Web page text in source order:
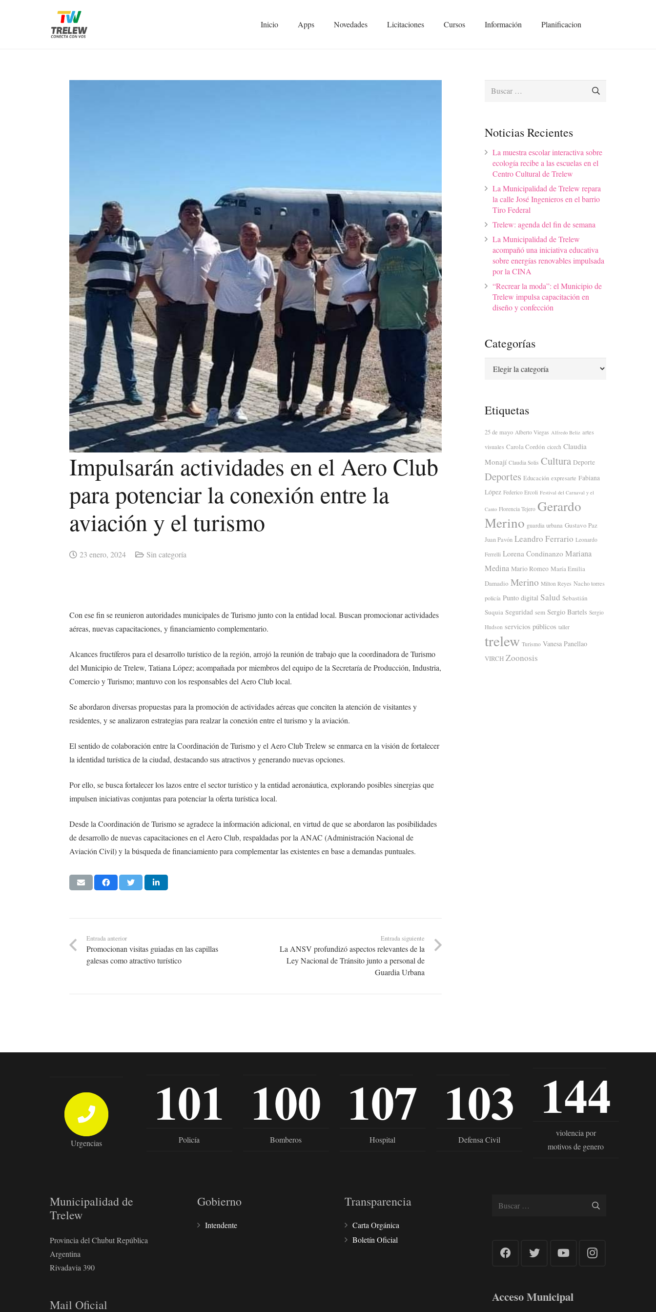
Inicio Apps Novedades Licitaciones Cursos Información Planificacion
Impulsarán actividades en el Aero Club
para potenciar la conexión entre la
aviación y el turismo
23 enero, 2024 Sin categoría
Con ese fin se reunieron autoridades municipales de Turismo junto con la entidad local. Buscan promocionar actividades
aéreas, nuevas capacitaciones, y financiamiento complementario.
Alcances fructíferos para el desarrollo turístico de la región, arrojó la reunión de trabajo que la coordinadora de Turismo
del Municipio de Trelew, Tatiana López; acompañada por miembros del equipo de la Secretaría de Producción, Industria,
Comercio y Turismo; mantuvo con los responsables del Aero Club local.
Se abordaron diversas propuestas para la promoción de actividades aéreas que conciten la atención de visitantes y
residentes, y se analizaron estrategias para realzar la conexión entre el turismo y la aviación.
El sentido de colaboración entre la Coordinación de Turismo y el Aero Club Trelew se enmarca en la visión de fortalecer
la identidad turística de la ciudad, destacando sus atractivos y generando nuevas opciones.
Por ello, se busca fortalecer los lazos entre el sector turístico y la entidad aeronáutica, explorando posibles sinergias que
impulsen iniciativas conjuntas para potenciar la oferta turística local.
Desde la Coordinación de Turismo se agradece la información adicional, en virtud de que se abordaron las posibilidades
de desarrollo de nuevas capacitaciones en el Aero Club, respaldadas por la ANAC (Administración Nacional de
Aviación Civil) y la búsqueda de financiamiento para complementar las existentes en base a demandas puntuales.
Entrada anterior
Promocionan visitas guiadas en las capillas
galesas como atractivo turístico
Entrada siguiente
La ANSV profundizó aspectos relevantes de la
Ley Nacional de Tránsito junto a personal de
Guardia Urbana
Buscar:
Noticias Recientes
La muestra escolar interactiva sobre
ecología recibe a las escuelas en el
Centro Cultural de Trelew
La Municipalidad de Trelew repara
la calle José Ingenieros en el barrio
Tiro Federal
Trelew: agenda del fin de semana
La Municipalidad de Trelew
acompañó una iniciativa educativa
sobre energías renovables impulsada
por la CINA
“Recrear la moda”: el Municipio de
Trelew impulsa capacitación en
diseño y confección
Categorías
Etiquetas
25 de mayo Alberto Viegas Alfredo Beliz artes
visuales Carola Cordón cicech Claudia
Monají Claudia Solis Cultura Deporte
Deportes Educación expresarte Fabiana
López Federico Ercoli Festival del Carnaval y el
Canto Florencia Tejero Gerardo
Merino guardia urbana Gustavo Paz
Juan Pavón Leandro Ferrario Leonardo
Ferrelli Lorena Condinanzo Mariana
Medina Mario Romeo María Emilia
Damadio Merino Milton Reyes Nacho torres
policía Punto digital Salud Sebastián
Suquia Seguridad sem Sergio Bartels Sergio
Hudson servicios públicos taller
trelew Turismo Vanesa Panellao
VIRCH Zoonosis
Urgencias
101
Policía
100
Bomberos
107
Hospital
103
Defensa Civil
144
violencia por
motivos de genero
Municipalidad de
Trelew
Provincia del Chubut República
Argentina
Rivadavia 390
Mail Oficial
Gobierno
Intendente
Transparencia
Carta Orgánica
Boletín Oficial
Acceso Municipal